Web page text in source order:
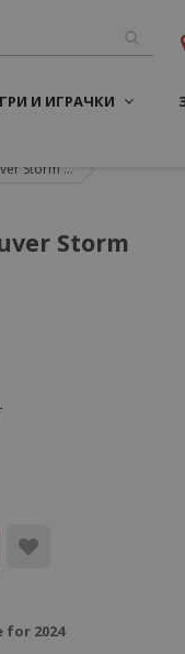
И ИГРАЧКИ
Storm ...
Storm
for 2024